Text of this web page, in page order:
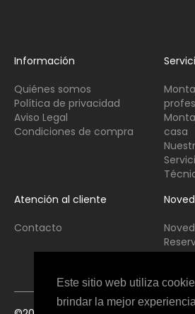
Este sitio web utiliza
brindar la mejor
Información
Quiénes somos
Política de privacidad
Aviso Legal
Condiciones de compra
casa
Atención al cliente
Contacto
Usado